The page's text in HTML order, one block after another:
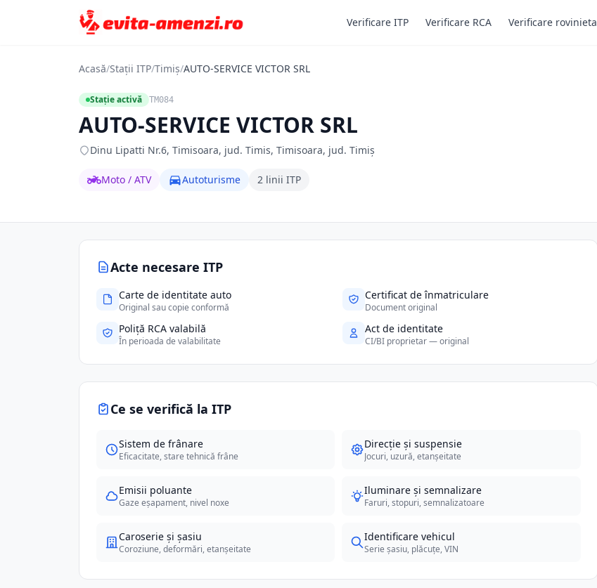
Verificare ITP Verificare RCA Verificare rovinieta
Acasă/Stații ITP/Timiș/AUTO-SERVICE VICTOR SRL
Stație activă TM084
AUTO-SERVICE VICTOR SRL
Dinu Lipatti Nr.6, Timisoara, jud. Timis, Timisoara, jud. Timiș
Moto / ATV Autoturisme 2 linii ITP
Acte necesare ITP
Carte de identitate auto
Original sau copie conformă
Certificat de înmatriculare
Document original
Poliță RCA valabilă
În perioada de valabilitate
Act de identitate
CI/BI proprietar — original
Ce se verifică la ITP
Sistem de frânare
Eficacitate, stare tehnică frâne
Direcție și suspensie
Jocuri, uzură, etanșeitate
Emisii poluante
Gaze eșapament, nivel noxe
Iluminare și semnalizare
Faruri, stopuri, semnalizatoare
Caroserie și șasiu
Coroziune, deformări, etanșeitate
Identificare vehicul
Serie șasiu, plăcuțe, VIN